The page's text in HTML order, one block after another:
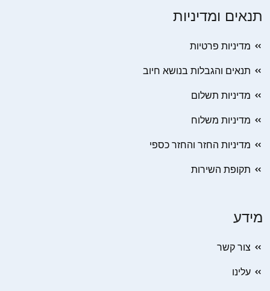
תנאים ומדיניות
מדיניות פרטיות
תנאים והגבלות בנושא חיוב
מדיניות תשלום
מדיניות משלוח
מדיניות החזר והחזר כספי
תקופת השירות
מידע
צור קשר
עלינו